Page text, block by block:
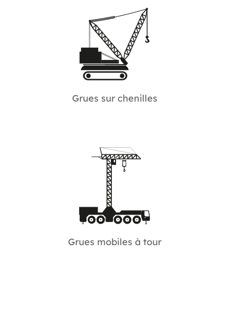
Grues sur chenilles
Grues sur chenilles
De capacité 50 à 600 tonnes disponibles pour
vos besoins.
Grues mobiles à tour
Grues mobiles à tour
De type MK avec une capacité de flèche de 45
à 60 m.